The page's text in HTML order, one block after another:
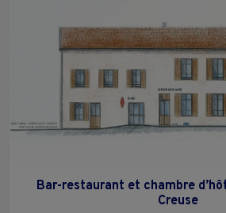
Bar-restaurant et chambre
Creuse